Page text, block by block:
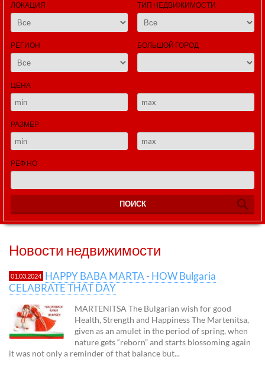
ЛОКАЦИЯ ТИП НЕДВИЖИМОСТИ
РЕГИОН БОЛЬШОЙ ГОРОД
ЦЕНА
РАЗМЕР
РЕФ НО
ПОИСК
Новости недвижимости
01.03.2024 HAPPY BABA MARTA - HOW Bulgaria
CELABRATE THAT DAY
MARTENITSA The Bulgarian wish for good
Health, Strength and Happiness The Martenitsa,
given as an amulet in the period of spring, when
nature gets “reborn” and starts blossoming again
it was not only a reminder of that balance but...